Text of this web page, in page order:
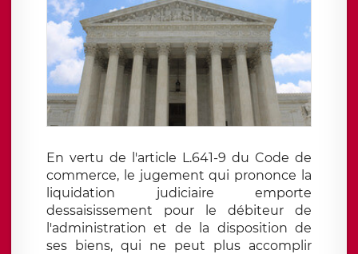
En vertu de l'article L.641-9 du Code de
commerce, le jugement qui prononce la
liquidation judiciaire emporte
dessaisissement pour le débiteur de
l'administration et de la disposition de
ses biens, qui ne peut plus accomplir